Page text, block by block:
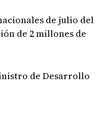
de julio del
de 2 millones de
de Desarrollo